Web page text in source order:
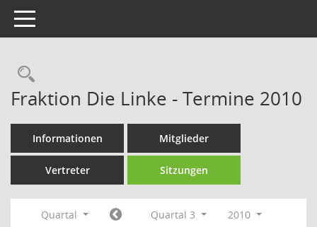
Toggle navigation
Rechercheauswahl
Fraktion Die Linke - Termine 2010
Informationen Mitglieder
Vertreter Sitzungen
Quartal Quartal 3
2010